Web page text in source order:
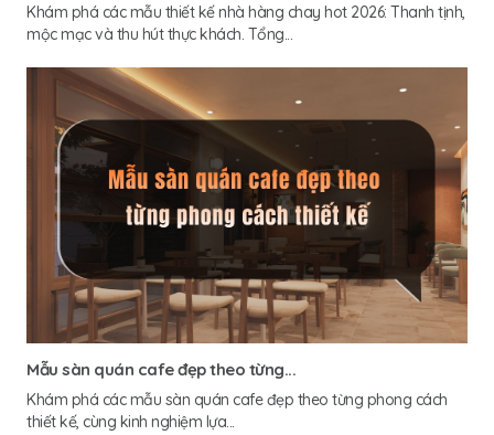
Khám phá các mẫu thiết kế nhà hàng chay hot 2026: Thanh tịnh,
mộc mạc và thu hút thực khách. Tổng...
Mẫu sàn quán cafe đẹp theo từng...
Khám phá các mẫu sàn quán cafe đẹp theo từng phong cách
thiết kế, cùng kinh nghiệm lựa...